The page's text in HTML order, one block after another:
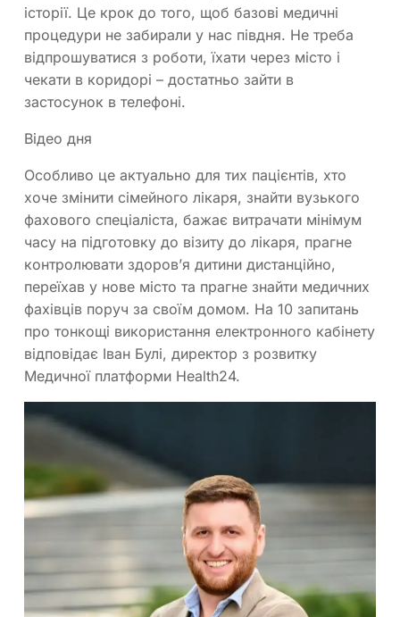
історії. Це крок до того, щоб базові медичні
процедури не забирали у нас півдня. Не треба
відпрошуватися з роботи, їхати через місто і
чекати в коридорі – достатньо зайти в
застосунок в телефоні.
Відео дня
Особливо це актуально для тих пацієнтів, хто
хоче змінити сімейного лікаря, знайти вузького
фахового спеціаліста, бажає витрачати мінімум
часу на підготовку до візиту до лікаря, прагне
контролювати здоров’я дитини дистанційно,
переїхав у нове місто та прагне знайти медичних
фахівців поруч за своїм домом. На 10 запитань
про тонкощі використання електронного кабінету
відповідає Іван Булі, директор з розвитку
Медичної платформи Health24.